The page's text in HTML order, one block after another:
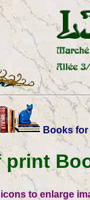
Books
print
to enlarge